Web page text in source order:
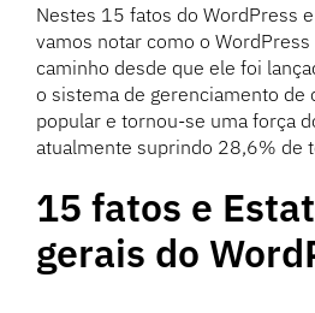
Nestes 15 fatos do WordPress
vamos notar como o
caminho desde que ele foi
o sistema de gerenciamento de
popular e tornou-se uma força
atualmente suprindo 28,6% de
15 fatos e
gerais do